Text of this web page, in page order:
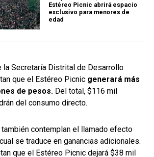
Estéreo Picnic abrirá espacio
exclusivo para menores de
edad
la Secretaría Distrital de Desarrollo
que el Estéreo Picnic generará más
de pesos. Del total, $116 mil
del consumo directo.
contemplan el llamado efecto
se traduce en ganancias adicionales.
que el Estéreo Picnic dejará $38 mil